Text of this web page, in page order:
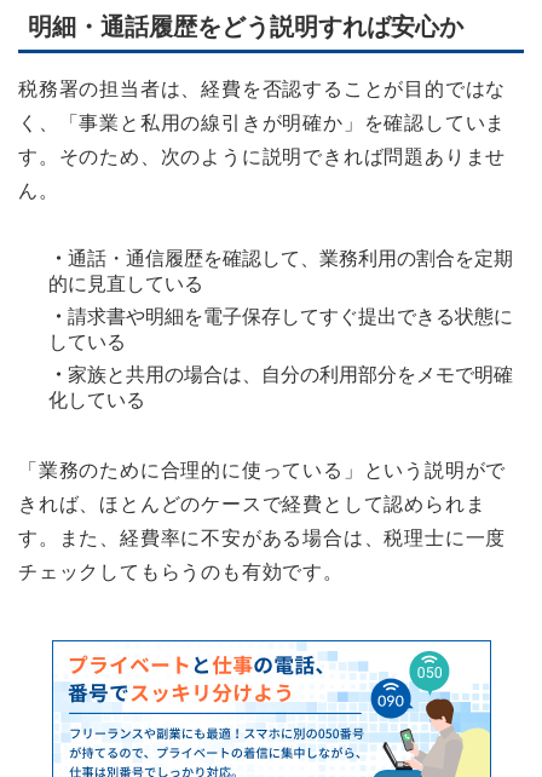
明細・通話履歴をどう説明すれば安心か
税務署の担当者は、経費を否認することが目的ではな
く、「事業と私用の線引きが明確か」を確認していま
す。そのため、次のように説明できれば問題ありませ
ん。
・ 通話・通信履歴を確認して、業務利用の割合を定期
的に見直している
・ 請求書や明細を電子保存してすぐ提出できる状態に
している
・ 家族と共用の場合は、自分の利用部分をメモで明確
化している
「業務のために合理的に使っている」という説明がで
きれば、ほとんどのケースで経費として認められま
す。また、経費率に不安がある場合は、税理士に一度
チェックしてもらうのも有効です。